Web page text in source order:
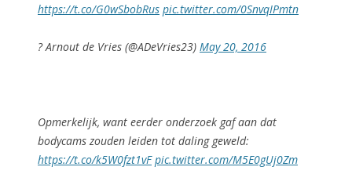
https://t.co/G0wSbobRus pic.twitter.com/0SnvqIPmtn
? Arnout de Vries (@ADeVries23) May 20, 2016
Opmerkelijk, want eerder onderzoek gaf aan dat
bodycams zouden leiden tot daling geweld:
https://t.co/k5W0fzt1vF pic.twitter.com/M5E0gUj0Zm